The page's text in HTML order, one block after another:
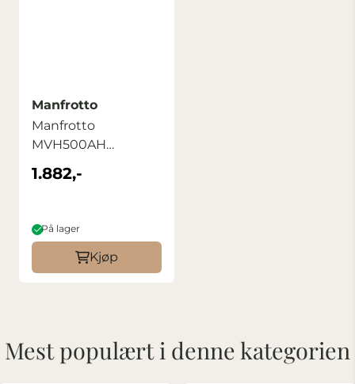
Manfrotto
Manfrotto
MVH500AH
stativhode
1.882,-
På lager
Kjøp
Mest populært i denne kategorien